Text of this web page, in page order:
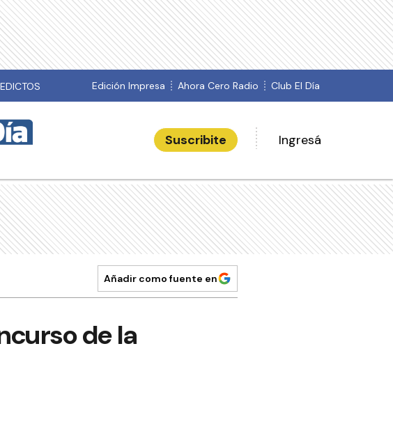
EDICTOS Edición Impresa Ahora Cero Radio Club El Día
Suscribite Ingresá
Añadir como fuente en
de la